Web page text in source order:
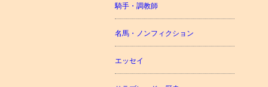
騎手・調教師
名馬・ノンフィクション
エッセイ